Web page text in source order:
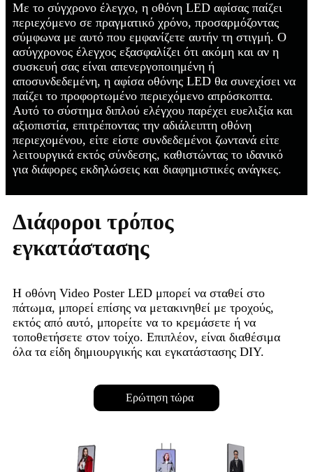
Με το σύγχρονο έλεγχο, η οθόνη LED αφίσας παίζει
περιεχόμενο σε πραγματικό χρόνο, προσαρμόζοντας
σύμφωνα με αυτό που εμφανίζετε αυτήν τη στιγμή. Ο
ασύγχρονος έλεγχος εξασφαλίζει ότι ακόμη και αν η
συσκευή σας είναι απενεργοποιημένη ή
αποσυνδεδεμένη, η αφίσα οθόνης LED θα συνεχίσει να
παίζει το προφορτωμένο περιεχόμενο απρόσκοπτα.
Αυτό το σύστημα διπλού ελέγχου παρέχει ευελιξία και
αξιοπιστία, επιτρέποντας την αδιάλειπτη οθόνη
περιεχομένου, είτε είστε συνδεδεμένοι ζωντανά είτε
λειτουργικά εκτός σύνδεσης, καθιστώντας το ιδανικό
για διάφορες εκδηλώσεις και διαφημιστικές ανάγκες.
Διάφοροι τρόπος
εγκατάστασης
Η οθόνη Video Poster LED μπορεί να σταθεί στο
πάτωμα, μπορεί επίσης να μετακινηθεί με τροχούς,
εκτός από αυτό, μπορείτε να το κρεμάσετε ή να
τοποθετήσετε στον τοίχο. Επιπλέον, είναι διαθέσιμα
όλα τα είδη δημιουργικής και εγκατάστασης DIY.
Ερώτηση τώρα